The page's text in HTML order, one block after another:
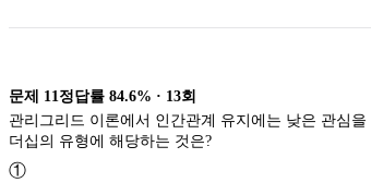
문제 11 정답률 84.6% · 13회
관리그리드 이론에서 인간관계 유지에는 낮은 관심
더십의 유형에 해당하는 것은?
①